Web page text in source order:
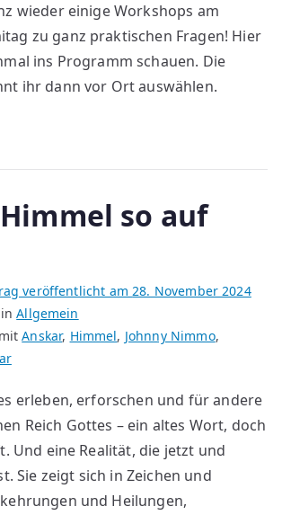
wieder einige Workshops am
zu ganz praktischen Fragen! Hier
ins Programm schauen. Die
ihr dann vor Ort auswählen.
so auf
veröffentlicht am28. November 2024
inAllgemein
Anskar, Himmel, Johnny Nimmo,
erleben, erforschen und für andere
Reich Gottes – ein altes Wort, doch
Und eine Realität, die jetzt und
Sie zeigt sich in Zeichen und
und Heilungen,